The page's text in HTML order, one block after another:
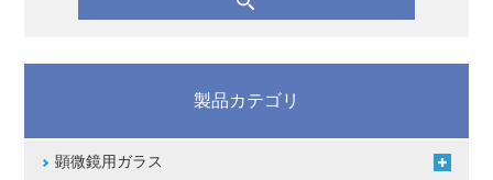
製品カテゴリ
顕微鏡用ガラス